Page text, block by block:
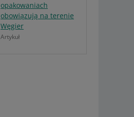
opakowaniach
obowiązują na terenie
Węgier
Artykuł